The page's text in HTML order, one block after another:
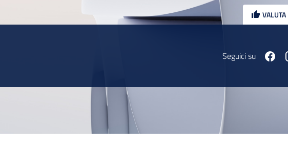
Seguici su